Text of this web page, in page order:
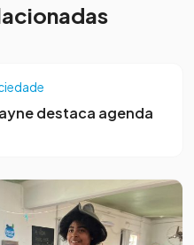
destaca agenda